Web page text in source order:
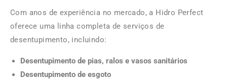
Com anos de experiência no mercado, a Hidro Perfect
oferece uma linha completa de serviços de
desentupimento, incluindo:
Desentupimento de pias, ralos e vasos sanitários
Desentupimento de esgoto